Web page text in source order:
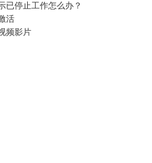
已停止工作怎么办？
活
频影片